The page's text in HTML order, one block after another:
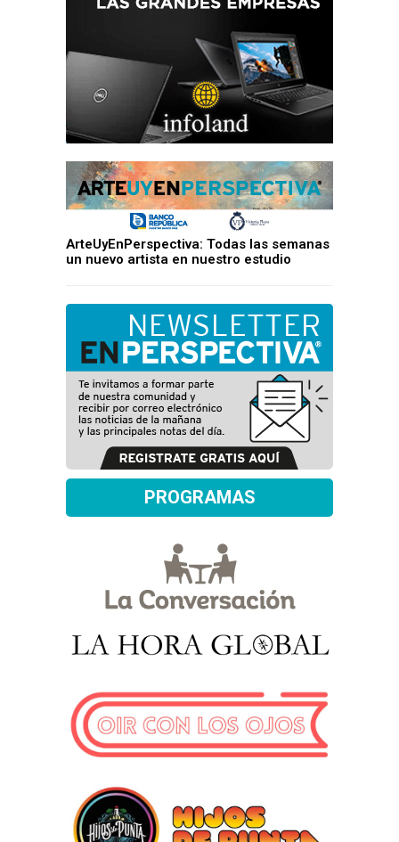
ArteUyEnPerspectiva: Todas las semanas
un nuevo artista en nuestro estudio
PROGRAMAS